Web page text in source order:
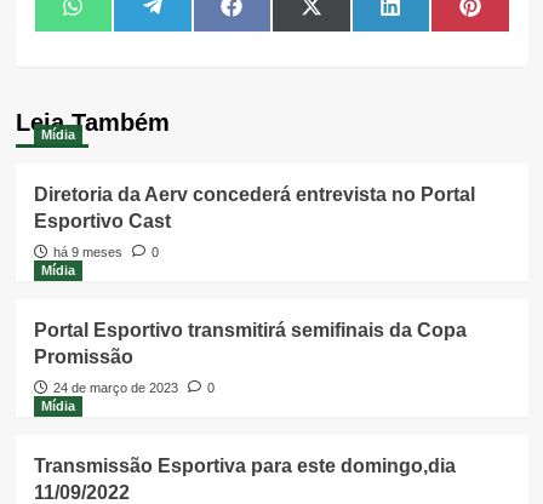
Share
on
WhatsAppShare
on
TelegramShare
on
FacebookShare
on
X
(Twitter)
Share
on
LinkedIn Share
on
Leia Também
Mídia
Diretoria da Aerv concederá entrevista no Portal
Esportivo Cast
há 9 meses
0
Mídia
Portal Esportivo transmitirá semifinais da Copa
Promissão
24 de março de 2023
0
Mídia
Transmissão Esportiva para este domingo,dia
11/09/2022